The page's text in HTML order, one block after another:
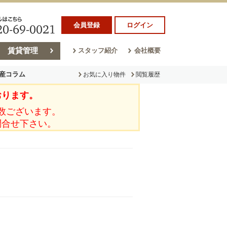
会員登録 ログイン
賃貸管理 スタッフ紹介 会社概要
コラム
ム
お気に入り物件 閲覧履歴
ます。
ざいます。
せ下さい。